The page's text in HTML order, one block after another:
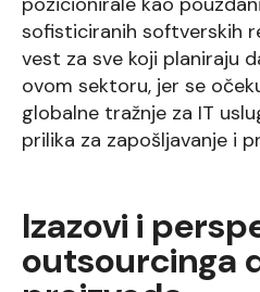
sofisticiranih softverskih
vest za sve koji planiraju
ovom sektoru, jer se
globalne tražnje za IT
prilika za zapošljavanje i
Izazovi i
outsourcinga